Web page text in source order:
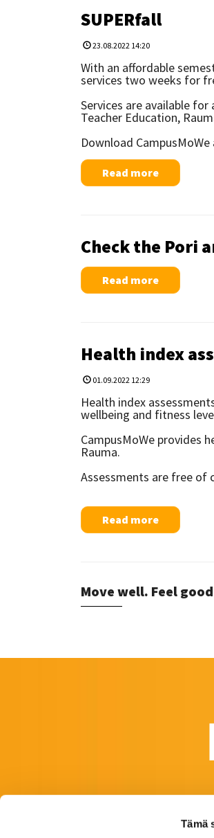
Tämä
SUPERfall
23.08.2022 14:20
With an affordable
services two weeks for
Services are available
Teacher Education,
Download
Read more
Check the Pori
Read more
Health index
01.09.2022 12:29
Health index
wellbeing and fitness
CampusMoWe provides
Rauma.
Assessments are free of
Read more
Move well. Feel